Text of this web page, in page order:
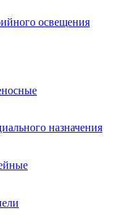
освещения
назначения